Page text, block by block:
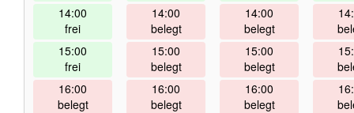
14:00
frei
15:00
frei
16:00
belegt
14:00
belegt
15:00
belegt
16:00
belegt
14:00
belegt
15:00
belegt
16:00
belegt